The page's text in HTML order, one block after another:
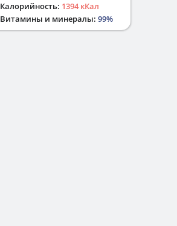
Калорийность: 1394 кКал
Витамины и минералы: 99%